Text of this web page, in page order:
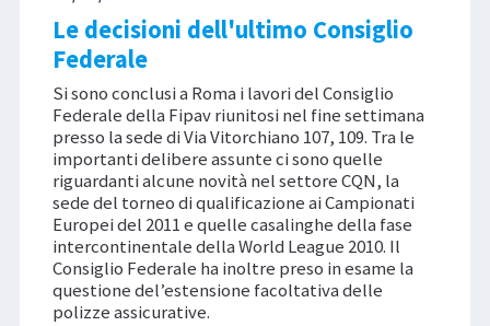
Le decisioni dell'ultimo Consiglio
Federale
Si sono conclusi a Roma i lavori del Consiglio
Federale della Fipav riunitosi nel fine settimana
presso la sede di Via Vitorchiano 107, 109. Tra le
importanti delibere assunte ci sono quelle
riguardanti alcune novità nel settore CQN, la
sede del torneo di qualificazione ai Campionati
Europei del 2011 e quelle casalinghe della fase
intercontinentale della World League 2010. Il
Consiglio Federale ha inoltre preso in esame la
questione del’estensione facoltativa delle
polizze assicurative.